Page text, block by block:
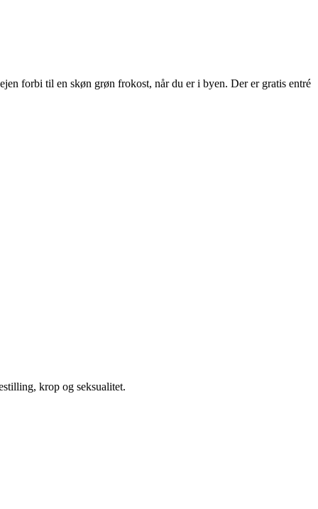
forbi til en skøn grøn frokost, når du er i byen. Der er gratis entré
krop og seksualitet.